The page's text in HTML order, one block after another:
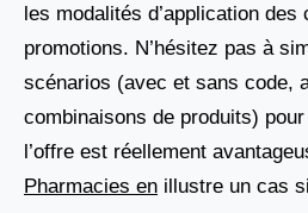
les modalités d’application des
promotions. N’hésitez pas à
scénarios (avec et sans code,
combinaisons de produits)
l’offre est réellement
Pharmacies en illustre un cas